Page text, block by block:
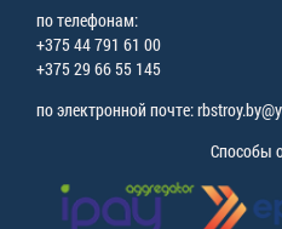
по телефонам:
+375 44 791 61 00
+375 29 66 55 145
по электронной почте:
Способы